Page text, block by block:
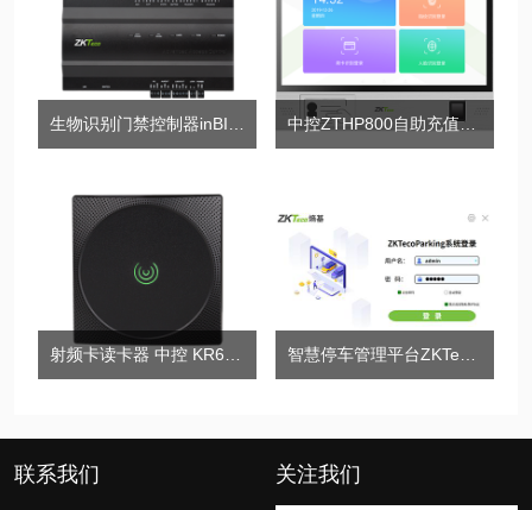
中控ZTHP800自助充值终端
联系我们 关注我们